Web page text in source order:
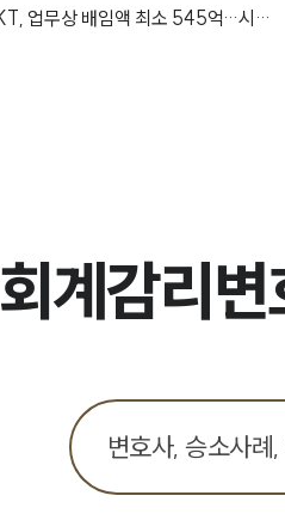
대륜 “SKT, 업무상 배임액 최소 545억…시대흐름 거슬러”
회계감리